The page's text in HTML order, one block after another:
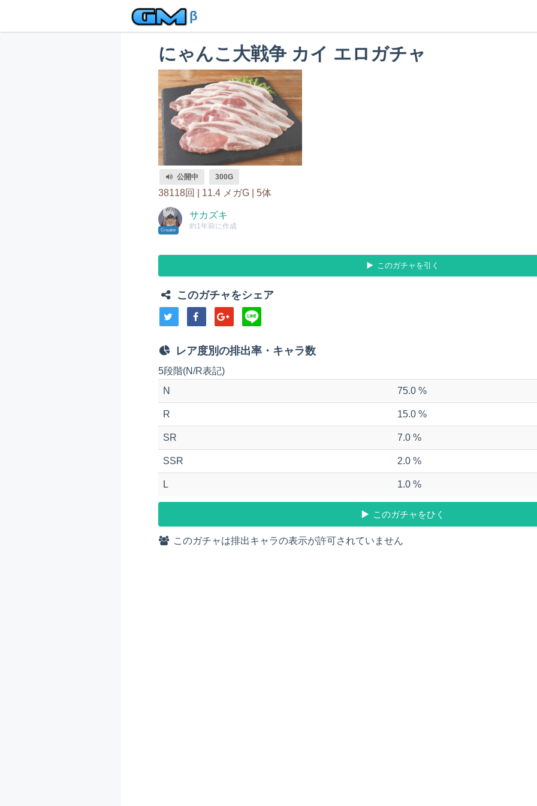
β
にゃんこ大戦争 カイ エロガチャ
公開中 300G
38118回 | 11.4 メガG | 5体
Creator
サカズキ
約1年前に作成
このガチャを引く
このガチャをシェア
レア度別の排出率・キャラ数
5段階(N/R表記)
N
75.0 %
R 15.0 %
SR 7.0 %
SSR 2.0 %
L 1.0 %
このガチャをひく
このガチャは排出キャラの表示が許可されていません